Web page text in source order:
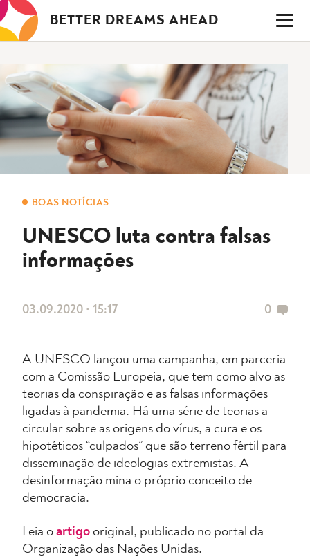
Saltar
para
o
BETTER DREAMS AHEAD
BOAS NOTÍCIAS
UNESCO luta contra falsas
informações
03.09.2020 • 15:17 0
A UNESCO lançou uma campanha, em parceria
com a Comissão Europeia, que tem como alvo as
teorias da conspiração e as falsas informações
ligadas à pandemia. Há uma série de teorias a
circular sobre as origens do vírus, a cura e os
hipotéticos “culpados” que são terreno fértil para
disseminação de ideologias extremistas. A
desinformação mina o próprio conceito de
democracia.
Leia o artigo original, publicado no portal da
Organização das Nações Unidas.